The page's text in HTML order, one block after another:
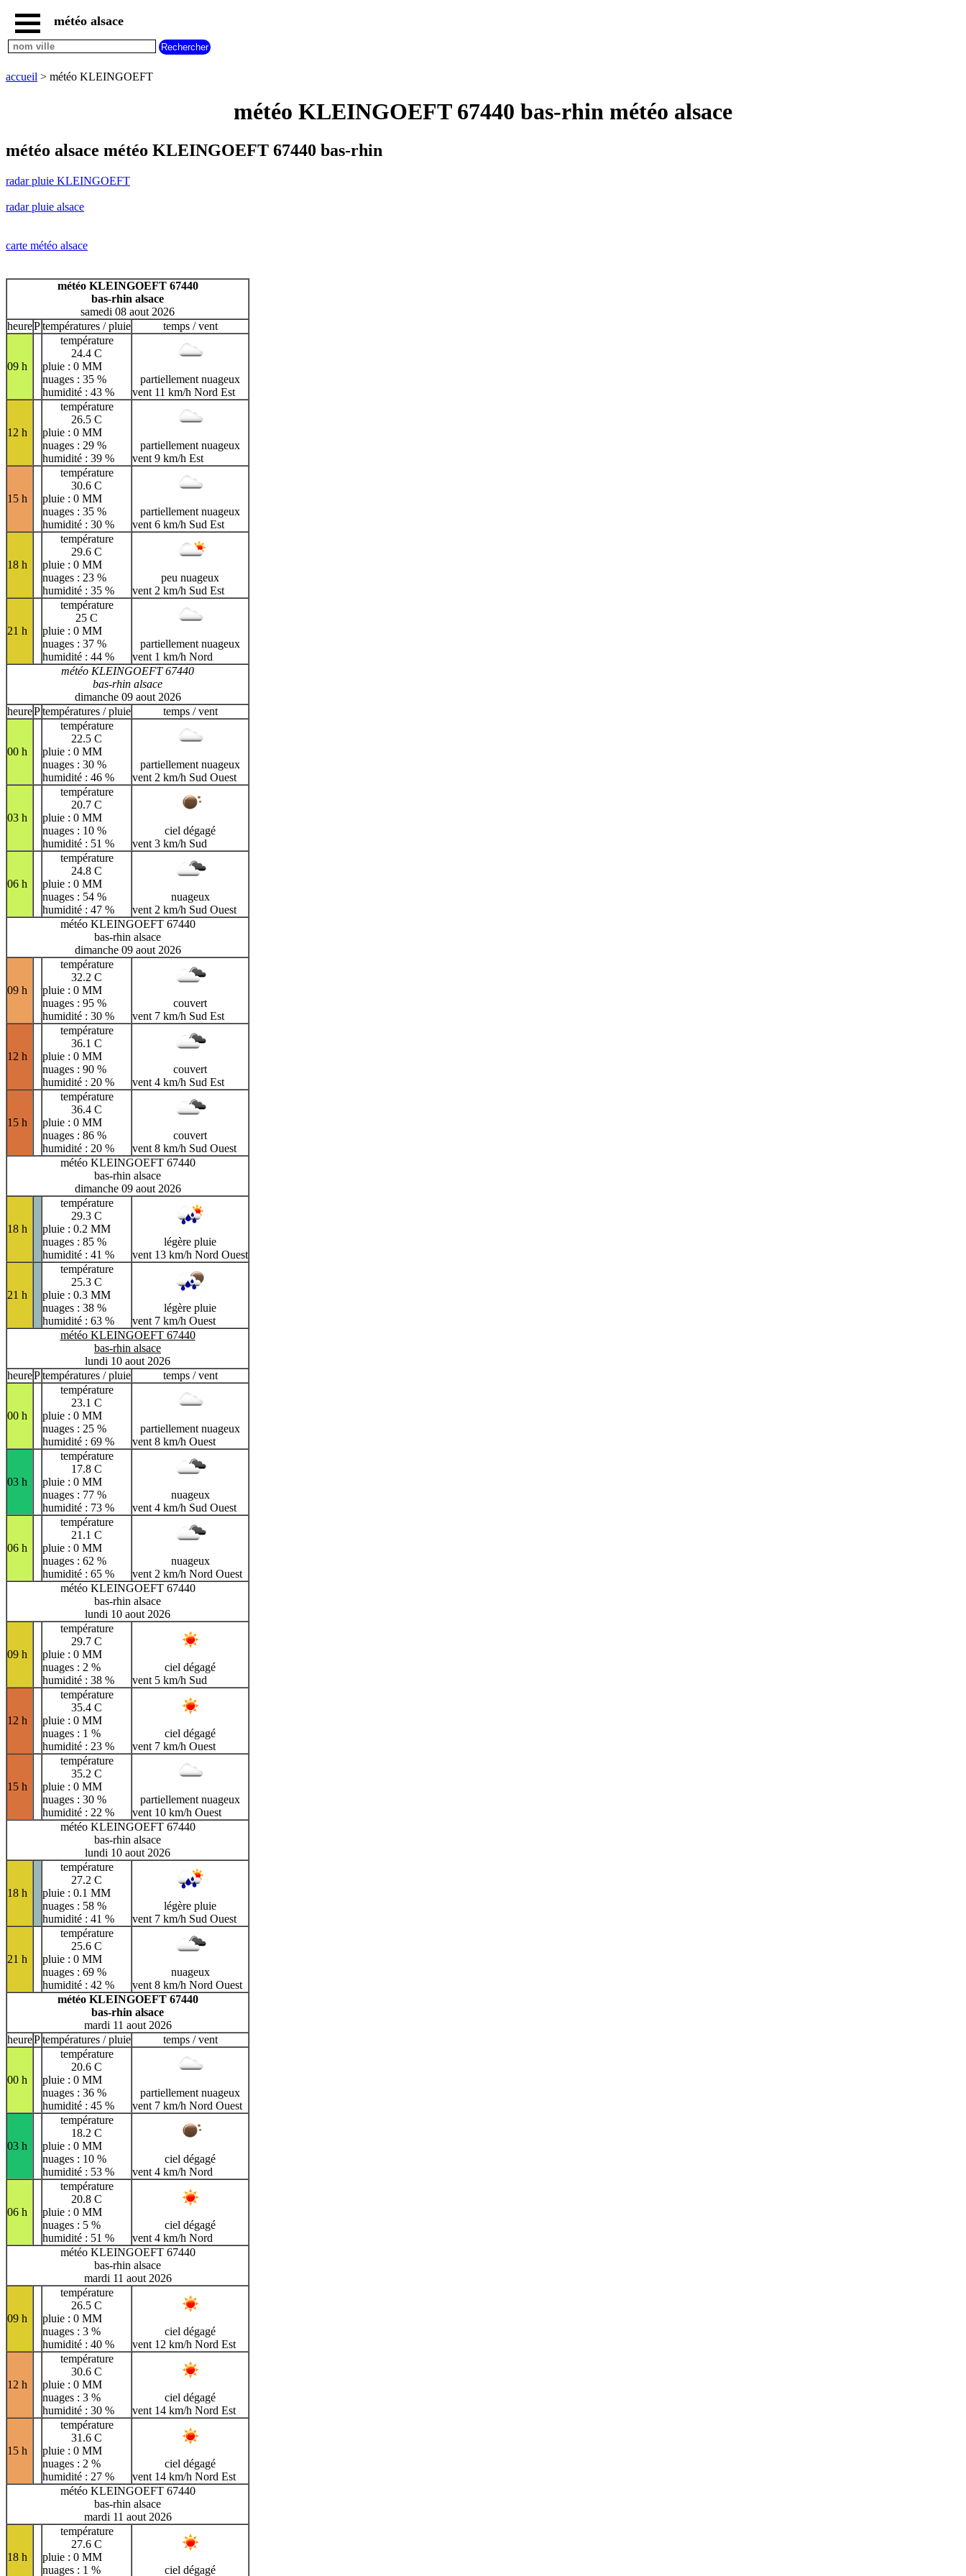
accueil
radar
KLEINGOEFT
radar
pluie
carte
météo
france
villes
F
G
H
I J K L M
N
R S T
U
V
W X Y Z
météo alsace
accueil > météo KLEINGOEFT
météo KLEINGOEFT 67440 bas-rhin météo alsace
météo alsace météo KLEINGOEFT 67440 bas-rhin
radar pluie KLEINGOEFT
radar pluie alsace
carte météo alsace
météo KLEINGOEFT 67440
bas-rhin alsace
samedi 08 aout 2026
heurePtempératures / pluie temps / vent
09 h
température
24.4 C
pluie : 0 MM
nuages : 35 %
humidité : 43 %
partiellement nuageux
vent 11 km/h Nord Est
12 h
température
26.5 C
pluie : 0 MM
nuages : 29 %
humidité : 39 %
partiellement nuageux
vent 9 km/h Est
15 h
température
30.6 C
pluie : 0 MM
nuages : 35 %
humidité : 30 %
partiellement nuageux
vent 6 km/h Sud Est
18 h
température
29.6 C
pluie : 0 MM
nuages : 23 %
humidité : 35 %
peu nuageux
vent 2 km/h Sud Est
21 h
température
25 C
pluie : 0 MM
nuages : 37 %
humidité : 44 %
partiellement nuageux
vent 1 km/h Nord
météo KLEINGOEFT 67440
bas-rhin alsace
dimanche 09 aout 2026
heurePtempératures / pluie temps / vent
00 h
température
22.5 C
pluie : 0 MM
nuages : 30 %
humidité : 46 %
partiellement nuageux
vent 2 km/h Sud Ouest
03 h
température
20.7 C
pluie : 0 MM
nuages : 10 %
humidité : 51 %
ciel dégagé
vent 3 km/h Sud
06 h
température
24.8 C
pluie : 0 MM
nuages : 54 %
humidité : 47 %
nuageux
vent 2 km/h Sud Ouest
météo KLEINGOEFT 67440
bas-rhin alsace
dimanche 09 aout 2026
09 h
température
32.2 C
pluie : 0 MM
nuages : 95 %
humidité : 30 %
couvert
vent 7 km/h Sud Est
12 h
température
36.1 C
pluie : 0 MM
nuages : 90 %
humidité : 20 %
couvert
vent 4 km/h Sud Est
15 h
température
36.4 C
pluie : 0 MM
nuages : 86 %
humidité : 20 %
couvert
vent 8 km/h Sud Ouest
météo KLEINGOEFT 67440
bas-rhin alsace
dimanche 09 aout 2026
18 h
température
29.3 C
pluie : 0.2 MM
nuages : 85 %
humidité : 41 %
légère pluie
vent 13 km/h Nord Ouest
21 h
température
25.3 C
pluie : 0.3 MM
nuages : 38 %
humidité : 63 %
légère pluie
vent 7 km/h Ouest
météo KLEINGOEFT 67440
bas-rhin alsace
lundi 10 aout 2026
heurePtempératures / pluie temps / vent
00 h
température
23.1 C
pluie : 0 MM
nuages : 25 %
humidité : 69 %
partiellement nuageux
vent 8 km/h Ouest
03 h
température
17.8 C
pluie : 0 MM
nuages : 77 %
humidité : 73 %
nuageux
vent 4 km/h Sud Ouest
06 h
température
21.1 C
pluie : 0 MM
nuages : 62 %
humidité : 65 %
nuageux
vent 2 km/h Nord Ouest
météo KLEINGOEFT 67440
bas-rhin alsace
lundi 10 aout 2026
09 h
température
29.7 C
pluie : 0 MM
nuages : 2 %
humidité : 38 %
ciel dégagé
vent 5 km/h Sud
12 h
température
35.4 C
pluie : 0 MM
nuages : 1 %
humidité : 23 %
ciel dégagé
vent 7 km/h Ouest
15 h
température
35.2 C
pluie : 0 MM
nuages : 30 %
humidité : 22 %
partiellement nuageux
vent 10 km/h Ouest
météo KLEINGOEFT 67440
bas-rhin alsace
lundi 10 aout 2026
18 h
température
27.2 C
pluie : 0.1 MM
nuages : 58 %
humidité : 41 %
légère pluie
vent 7 km/h Sud Ouest
21 h
température
25.6 C
pluie : 0 MM
nuages : 69 %
humidité : 42 %
nuageux
vent 8 km/h Nord Ouest
météo KLEINGOEFT 67440
bas-rhin alsace
mardi 11 aout 2026
heurePtempératures / pluie temps / vent
00 h
température
20.6 C
pluie : 0 MM
nuages : 36 %
humidité : 45 %
partiellement nuageux
vent 7 km/h Nord Ouest
03 h
température
18.2 C
pluie : 0 MM
nuages : 10 %
humidité : 53 %
ciel dégagé
vent 4 km/h Nord
06 h
température
20.8 C
pluie : 0 MM
nuages : 5 %
humidité : 51 %
ciel dégagé
vent 4 km/h Nord
météo KLEINGOEFT 67440
bas-rhin alsace
mardi 11 aout 2026
09 h
température
26.5 C
pluie : 0 MM
nuages : 3 %
humidité : 40 %
ciel dégagé
vent 12 km/h Nord Est
12 h
température
30.6 C
pluie : 0 MM
nuages : 3 %
humidité : 30 %
ciel dégagé
vent 14 km/h Nord Est
15 h
température
31.6 C
pluie : 0 MM
nuages : 2 %
humidité : 27 %
ciel dégagé
vent 14 km/h Nord Est
météo KLEINGOEFT 67440
bas-rhin alsace
mardi 11 aout 2026
18 h
température
27.6 C
pluie : 0 MM
nuages : 1 %
ciel dégagé